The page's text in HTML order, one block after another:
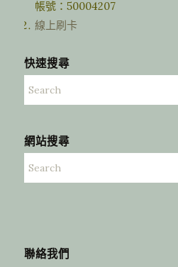
帳號：50004207
線上刷卡
快速搜尋
網站搜尋
聯絡我們